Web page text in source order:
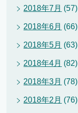
2018年7月 (57)
2018年6月 (66)
2018年5月 (63)
2018年4月 (82)
2018年3月 (78)
2018年2月 (76)